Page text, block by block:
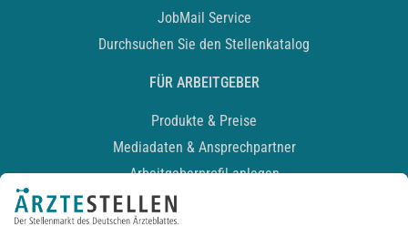
JobMail Service
Durchsuchen Sie den Stellenkatalog
FÜR ARBEITGEBER
Produkte & Preise
Mediadaten & Ansprechpartner
Arbeitgeberprofil anlegen
Recruiting-Podcast